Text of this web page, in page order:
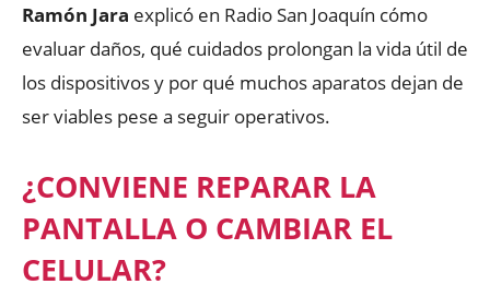
Ramón Jara explicó en Radio San Joaquín cómo
evaluar daños, qué cuidados prolongan la vida útil de
los dispositivos y por qué muchos aparatos dejan de
ser viables pese a seguir operativos.
¿CONVIENE REPARAR LA
PANTALLA O CAMBIAR EL
CELULAR?